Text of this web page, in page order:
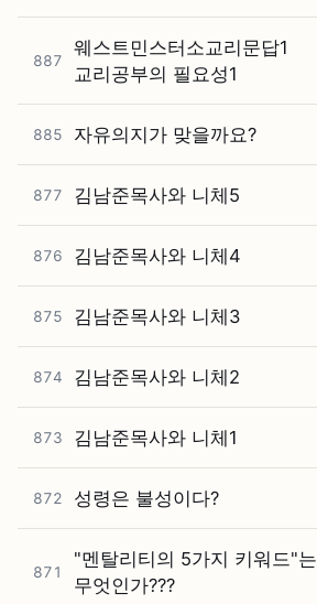
887
웨스트민스터소교리문답1
교리공부의 필요성1
885 자유의지가 맞을까요?
877 김남준목사와 니체5
876 김남준목사와 니체4
875 김남준목사와 니체3
874 김남준목사와 니체2
873 김남준목사와 니체1
872 성령은 불성이다?
871
"멘탈리티의 5가지 키워드"는
무엇인가???